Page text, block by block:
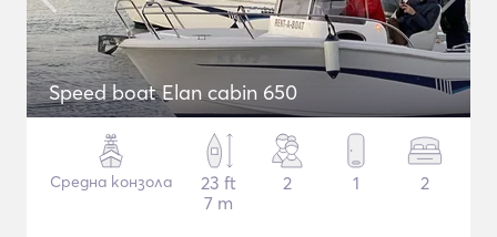
Speed boat Elan cabin 650
Средна конзола
23 ft
7 m
2 1 2